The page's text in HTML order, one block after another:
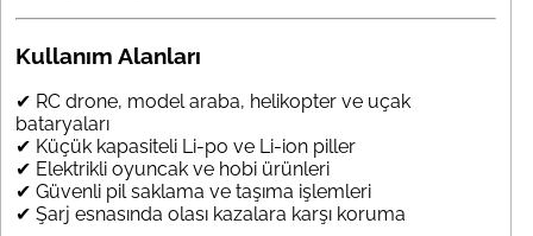
Kullanım Alanları
✔ RC drone, model araba, helikopter ve uçak
bataryaları
✔ Küçük kapasiteli Li-po ve Li-ion piller
✔ Elektrikli oyuncak ve hobi ürünleri
✔ Güvenli pil saklama ve taşıma işlemleri
✔ Şarj esnasında olası kazalara karşı koruma